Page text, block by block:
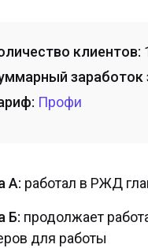
клиентов:
заработок
Профи
А: работал в РЖД
Б: продолжает
для работы